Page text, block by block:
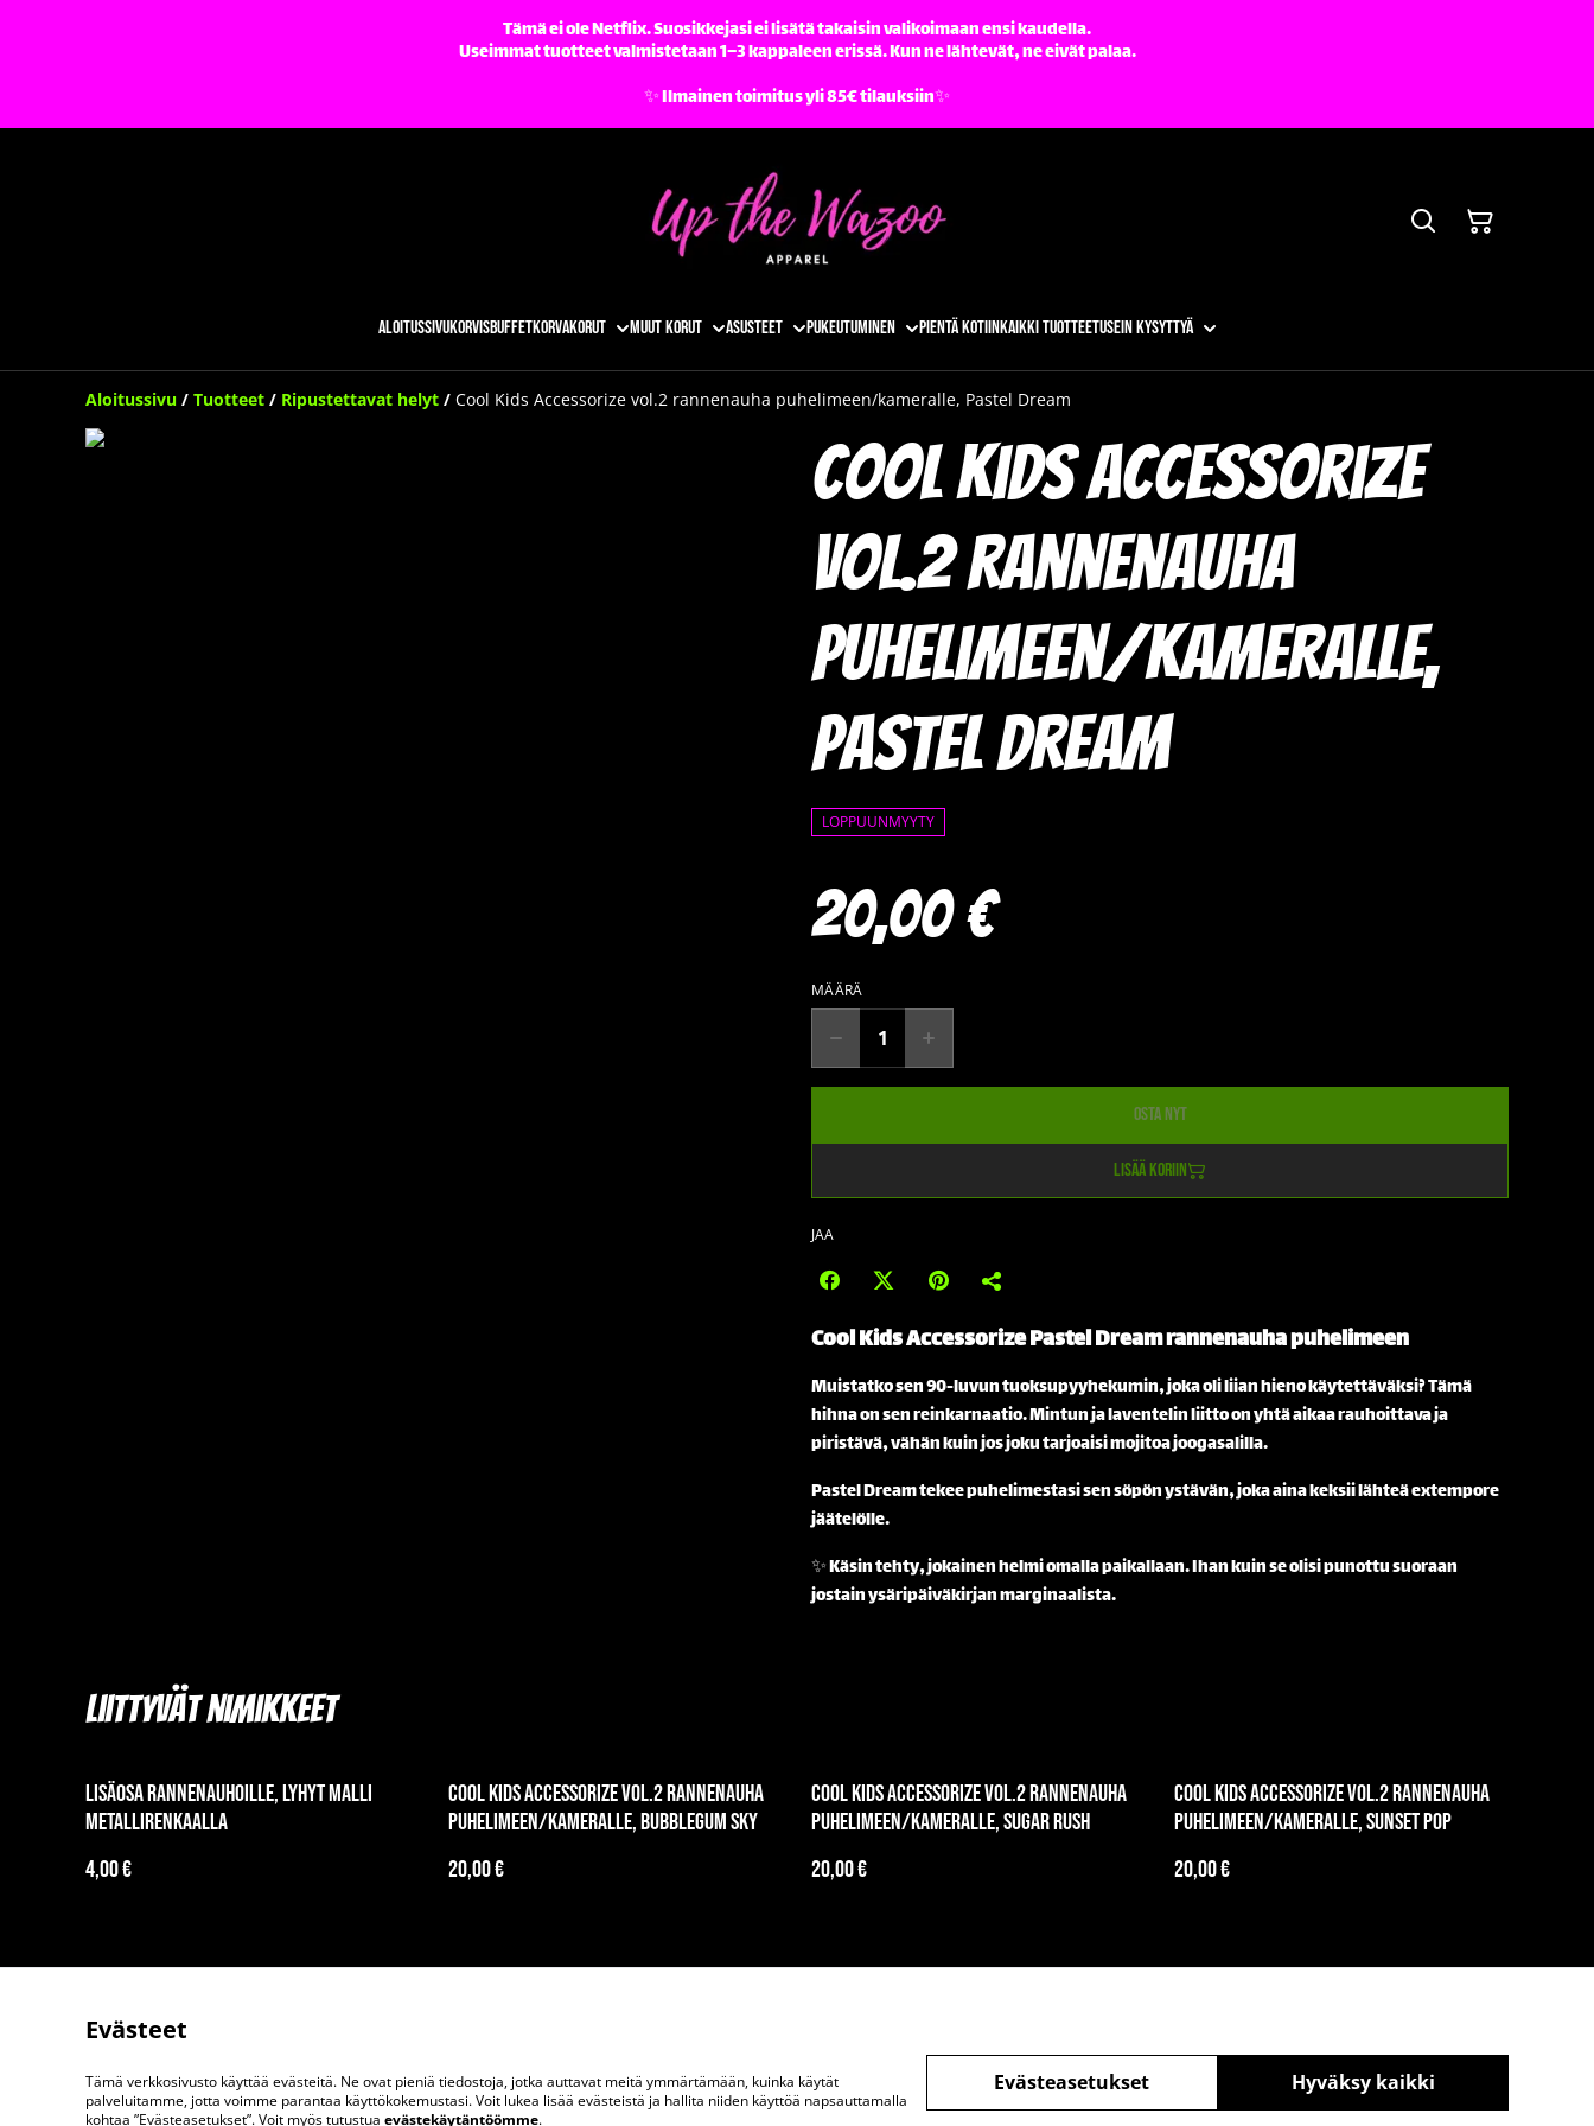
Tämä ei ole Netflix. Suosikkejasi ei lisätä takaisin valikoimaan ensi kaudella.
Useimmat tuotteet valmistetaan 1–3 kappaleen erissä. Kun ne lähtevät, ne eivät palaa.
✨️ Ilmainen toimitus yli 85€ tilauksiin✨️
AloitussivuKorvisbuffetKorvakorut Muut korut Asusteet Pukeutuminen Pientä kotiinKaikki tuotteetUsein kysyttyä
Aloitussivu / Tuotteet / Ripustettavat helyt / Cool Kids Accessorize vol.2 rannenauha puhelimeen/kameralle, Pastel Dream
Cool Kids Accessorize
vol.2 rannenauha
puhelimeen/kameralle,
Pastel Dream
LOPPUUNMYYTY
20,00 €
MÄÄRÄ
Osta nyt
Lisää koriin
JAA
Cool Kids AccessorizePastel Dreamrannenauha puhelimeen
Muistatko sen 90-luvun tuoksupyyhekumin, joka oli liian hieno käytettäväksi? Tämä
hihna on sen reinkarnaatio. Mintun ja laventelin liitto on yhtä aikaa rauhoittava ja
piristävä, vähän kuin jos joku tarjoaisi mojitoa joogasalilla.
Pastel Dream tekee puhelimestasi sen söpön ystävän, joka aina keksii lähteä extempore
jäätelölle.
✨ Käsin tehty, jokainen helmi omalla paikallaan. Ihan kuin se olisi punottu suoraan
jostain ysäripäiväkirjan marginaalista.
Liittyvät nimikkeet
Lisäosa rannenauhoille, lyhyt malli
metallirenkaalla
4,00 €
Cool Kids Accessorize vol.2 rannenauha
puhelimeen/kameralle, Bubblegum Sky
20,00 €
Cool Kids Accessorize vol.2 rannenauha
puhelimeen/kameralle, Sugar Rush
20,00 €
Cool Kids Accessorize vol.2 rannenauha
puhelimeen/kameralle, Sunset Pop
20,00 €
Ota meihin yhteyttä Juridiset ehdot Tietosuojakäytäntö Evästekäytäntö
Evästeet
Tämä verkkosivusto käyttää evästeitä. Ne ovat pieniä tiedostoja, jotka auttavat meitä ymmärtämään, kuinka käytät
palveluitamme, jotta voimme parantaa käyttökokemustasi. Voit lukea lisää evästeistä ja hallita niiden käyttöä napsauttamalla
kohtaa ”Evästeasetukset”. Voit myös tutustua evästekäytäntöömme.
Hyväksy kaikki
Evästeasetukset